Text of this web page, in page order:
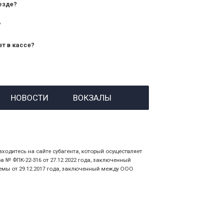
в кассе?
номер заказа;
НОВОСТИ ВОКЗАЛЫ
на сайте субагента, который осуществляет
№ ФПК-22-316 от 27.12.2022 года, заключенный
от 29.12.2017 года, заключенный между ООО